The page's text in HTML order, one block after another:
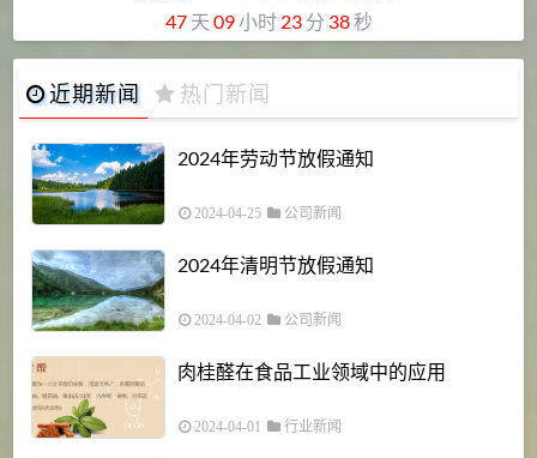
47天 09小时 23分 37秒
近期新闻 热门新闻
2024年劳动节放假通知
2024-04-25 公司新闻
2024年清明节放假通知
2024-04-02 公司新闻
肉桂醛在食品工业领域中的应用
2024-04-01 行业新闻